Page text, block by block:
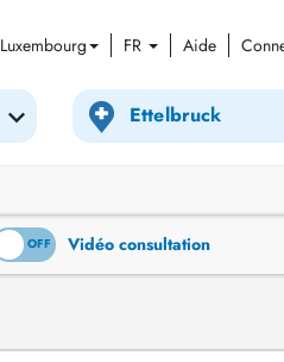
Luxembourg FR Aide
OFF Vidéo consultation